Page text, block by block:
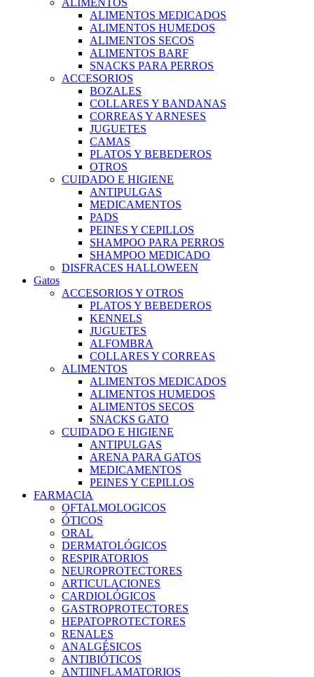
ALIMENTOS MEDICADOS
ALIMENTOS HUMEDOS
ALIMENTOS SECOS
ALIMENTOS BARF
SNACKS PARA PERROS
ACCESORIOS
BOZALES
COLLARES Y BANDANAS
CORREAS Y ARNESES
JUGUETES
CAMAS
PLATOS Y BEBEDEROS
OTROS
CUIDADO E HIGIENE
ANTIPULGAS
MEDICAMENTOS
PADS
PEINES Y CEPILLOS
SHAMPOO PARA PERROS
SHAMPOO MEDICADO
DISFRACES HALLOWEEN
Gatos
ACCESORIOS Y OTROS
PLATOS Y BEBEDEROS
KENNELS
JUGUETES
ALFOMBRA
COLLARES Y CORREAS
ALIMENTOS
ALIMENTOS MEDICADOS
ALIMENTOS HUMEDOS
ALIMENTOS SECOS
SNACKS GATO
CUIDADO E HIGIENE
ANTIPULGAS
ARENA PARA GATOS
MEDICAMENTOS
PEINES Y CEPILLOS
FARMACIA
OFTALMOLOGICOS
ÓTICOS
ORAL
DERMATOLÓGICOS
RESPIRATORIOS
NEUROPROTECTORES
ARTICULACIONES
CARDIOLÓGICOS
GASTROPROTECTORES
HEPATOPROTECTORES
RENALES
ANALGÉSICOS
ANTIBIÓTICOS
ANTIINFLAMATORIOS